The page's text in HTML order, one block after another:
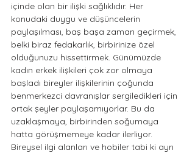
içinde olan bir ilişki sağlıklıdır. Her
konudaki duygu ve düşüncelerin
paylaşılması, baş başa zaman geçirmek,
belki biraz fedakarlık, birbirinize özel
olduğunuzu hissettirmek. Günümüzde
kadın erkek ilişkileri çok zor olmaya
başladı bireyler ilişkilerinin çoğunda
benmerkezci davranışlar sergiledikleri için
ortak şeyler paylaşamıyorlar. Bu da
uzaklaşmaya, birbirinden soğumaya
hatta görüşmemeye kadar ilerliyor.
Bireysel ilgi alanları ve hobiler tabi ki ayrı